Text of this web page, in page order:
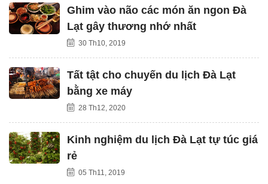
Ghim vào não các món ăn ngon Đà
Lạt gây thương nhớ nhất
30 Th10, 2019
Tất tật cho chuyến du lịch Đà Lạt
bằng xe máy
28 Th12, 2020
Kinh nghiệm du lịch Đà Lạt tự túc giá
rẻ
05 Th11, 2019